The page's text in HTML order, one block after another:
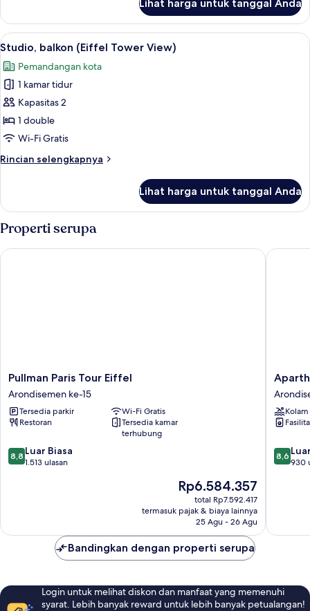
Apartemen,
kamar
(Eiffel
Tower
View)
Lihat harga untuk tanggal Anda
Lihat
semua
foto
untuk
Studio,
balkon
(Eiffel
View)
Studio, balkon (Eiffel Tower View) |
6
Studio, balkon (Eiffel Tower View)
Pemandangan kota
1 kamar tidur
Kapasitas 2
1 double
Wi-Fi Gratis
Rincian selengkapnya
Rincian
Studio,
balkon
(Eiffel
Tower
View)
Lihat harga untuk tanggal Anda
Properti serupa
Pullman
Paris
Tour
Eiffel
Arondisemen
15
Pullman Paris Tour Eiffel
Arondisemen ke-15
Tersedia parkir
Wi-Fi Gratis
Restoran
Tersedia kamar
terhubung
8.8
dari
8,8 Luar Biasa
1.513 ulasan
Harga
sekarang
Rp6.584.357
Rp6.584.357
total Rp7.592.417
termasuk pajak & biaya lainnya
25 Agu - 26 Agu
Pullman Paris Tour Eiffel
Adagio
Paris
Centre
Tour
ke-
8.6
dari
8,6
930
Bandingkan dengan properti serupa
Login untuk melihat diskon dan manfaat yang memenuhi
syarat. Lebih banyak reward untuk lebih banyak petualangan!